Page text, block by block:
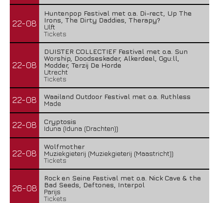
22-08
Huntenpop Festival met o.a. Di-rect, Up The
Irons, The Dirty Daddies, Therapy?
Ulft
Tickets
22-08
DUISTER COLLECTIEF Festival met o.a. Sun
Worship, Doodseskader, Alkerdeel, Ggu:ll,
Modder, Terzij De Horde
Utrecht
Tickets
22-08
Waailand Outdoor Festival met o.a. Ruthless
Made
22-08
Cryptosis
Iduna (Iduna (Drachten))
22-08
Wolfmother
Muziekgieterij (Muziekgieterij (Maastricht))
Tickets
26-08
Rock en Seine Festival met o.a. Nick Cave & the
Bad Seeds, Deftones, Interpol
Parijs
Tickets